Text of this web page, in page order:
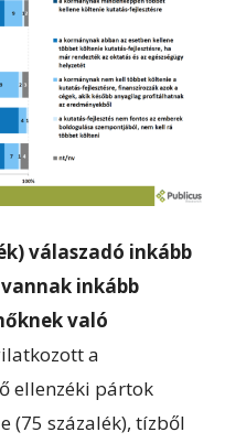
válaszadó inkább
inkább
való
a
ellenzéki pártok
(75 százalék), tízből